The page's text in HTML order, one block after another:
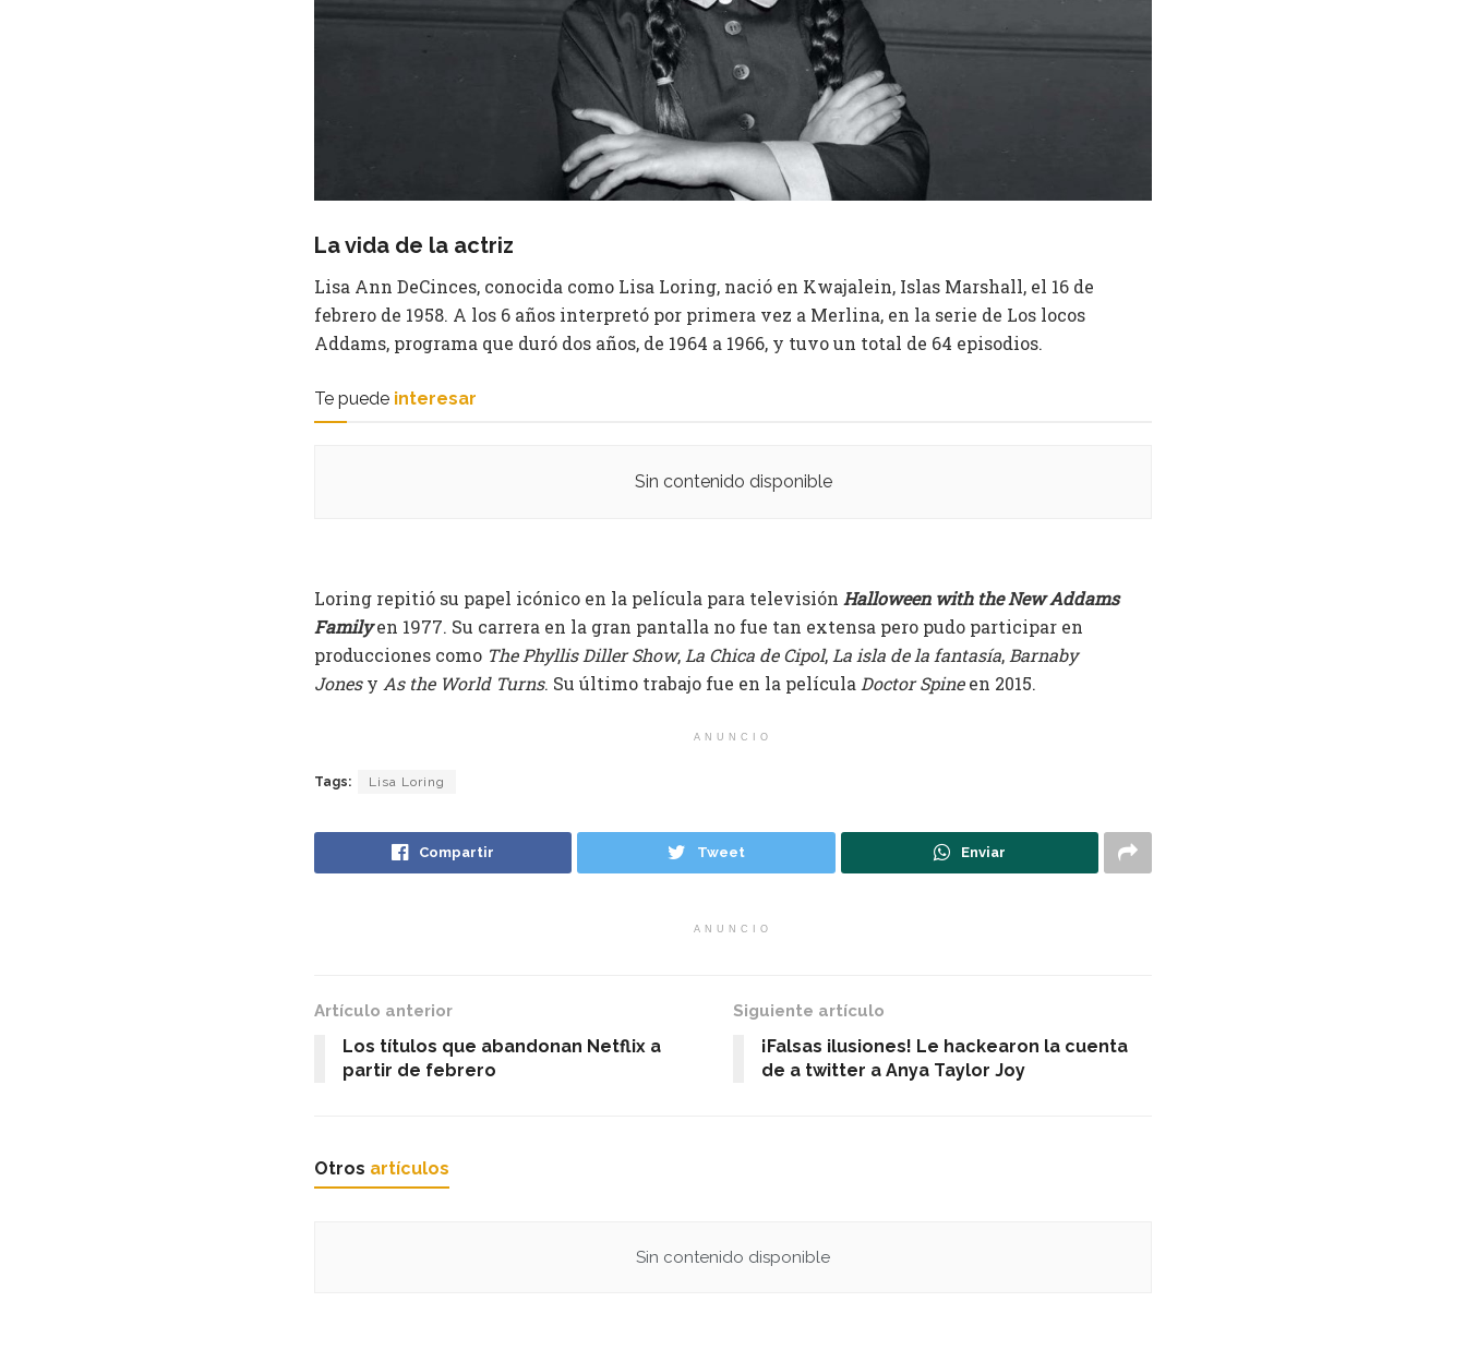
La vida de la actriz
Lisa Ann DeCinces, conocida como Lisa Loring, nació en Kwajalein, Islas Marshall, el 16 de
febrero de 1958. A los 6 años interpretó por primera vez a Merlina, en la serie de Los locos
Addams, programa que duró dos años, de 1964 a 1966, y tuvo un total de 64 episodios.
Te puede interesar
Sin contenido disponible
Loring repitió su papel icónico en la película para televisión Halloween with the New Addams
Familyen 1977. Su carrera en la gran pantalla no fue tan extensa pero pudo participar en
producciones como The Phyllis Diller Show, La Chica de Cipol, La isla de la fantasía, Barnaby
Jonesy As the World Turns. Su último trabajo fue en la película Doctor Spineen 2015.
ANUNCIO
Tags: Lisa Loring
Compartir Tweet Enviar
ANUNCIO
Artículo anterior
Los títulos que abandonan Netflix a
partir de febrero
Siguiente artículo
¡Falsas ilusiones! Le hackearon la cuenta
de a twitter a Anya Taylor Joy
Otros artículos
Sin contenido disponible